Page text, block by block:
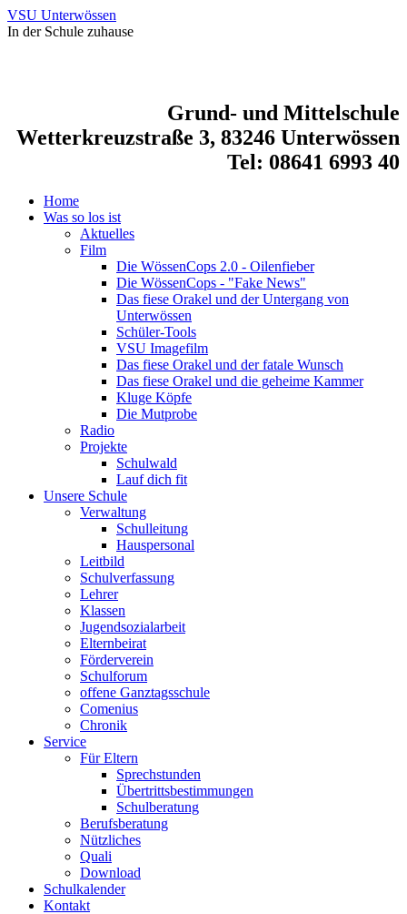
VSU Unterwössen
In der Schule zuhause
Grund- und Mittelschule
Wetterkreuzstraße 3, 83246 Unterwössen
Tel: 08641 6993 40
Home
Was so los ist
Aktuelles
Film
Die WössenCops 2.0 - Oilenfieber
Die WössenCops - "Fake News"
Das fiese Orakel und der Untergang von
Unterwössen
Schüler-Tools
VSU Imagefilm
Das fiese Orakel und der fatale Wunsch
Das fiese Orakel und die geheime Kammer
Kluge Köpfe
Die Mutprobe
Radio
Projekte
Schulwald
Lauf dich fit
Unsere Schule
Verwaltung
Schulleitung
Hauspersonal
Leitbild
Schulverfassung
Lehrer
Klassen
Jugendsozialarbeit
Elternbeirat
Förderverein
Schulforum
offene Ganztagsschule
Comenius
Chronik
Service
Für Eltern
Sprechstunden
Übertrittsbestimmungen
Schulberatung
Berufsberatung
Nützliches
Quali
Download
Schulkalender
Kontakt